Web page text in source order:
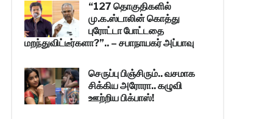
“127 தொகுதிகளில்
மு.க.ஸ்டாலின் கொத்து
புரோட்டா போட்டதை
மறந்துவிட்டீர்களா?”.. – சபாநாயகர் அப்பாவு
செருப்பு பிஞ்சிரும்.. வசமாக
சிக்கிய அரோரா.. கழுவி
ஊற்றிய பிக்பாஸ்!